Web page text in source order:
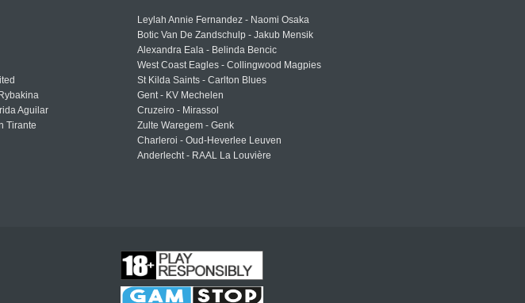
Aguilar
Tirante
Leylah Annie Fernandez - Naomi Osaka
Botic Van De Zandschulp - Jakub Mensik
Alexandra Eala - Belinda Bencic
West Coast Eagles - Collingwood Magpies
St Kilda Saints - Carlton Blues
Gent - KV Mechelen
Cruzeiro - Mirassol
Zulte Waregem - Genk
Charleroi - Oud-Heverlee Leuven
Anderlecht - RAAL La Louvière